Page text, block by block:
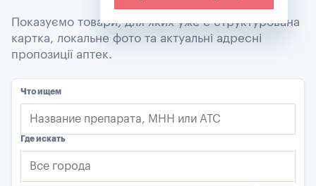
Показуємо товари, для яких уже є структурована
картка, локальне фото та актуальні адресні
пропозиції аптек.
Что ищем
Где искать